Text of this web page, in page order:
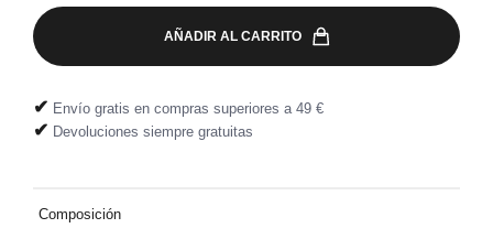
AÑADIR AL CARRITO
✔ Envío gratis en compras superiores a 49 €
✔ Devoluciones siempre gratuitas
Composición